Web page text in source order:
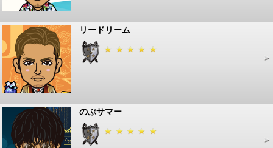
リードリーム
のぶサマー